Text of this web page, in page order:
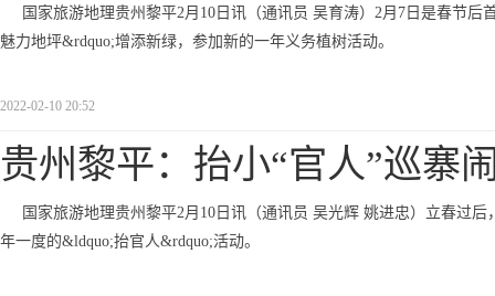
国家旅游地理贵州黎平2月10日讯（通讯员 吴育涛）2月7日是春节
魅力地坪&rdquo;增添新绿，参加新的一年义务植树活动。
2022-02-10 20:52
贵州黎平：抬小“官人”巡寨
国家旅游地理贵州黎平2月10日讯（通讯员 吴光辉 姚进忠）立春过
年一度的&ldquo;抬官人&rdquo;活动。